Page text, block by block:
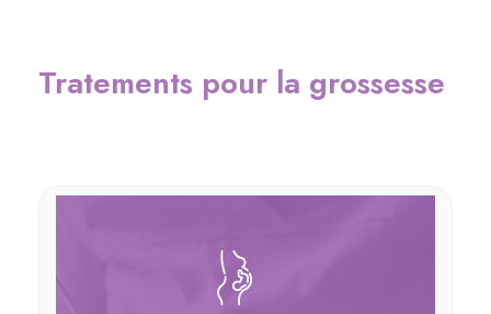
Tratements pour la grossesse